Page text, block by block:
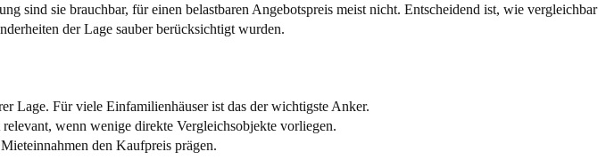
sind sie brauchbar, für einen belastbaren Angebotspreis meist nicht. Entscheidend ist, wie vergleichbar
der Lage sauber berücksichtigt wurden.
Lage. Für viele Einfamilienhäuser ist das der wichtigste Anker.
wenn wenige direkte Vergleichsobjekte vorliegen.
den Kaufpreis prägen.